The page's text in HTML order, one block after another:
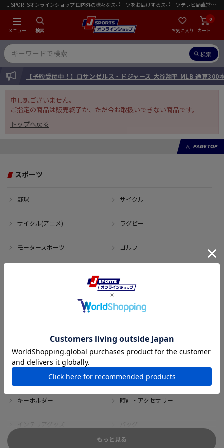
J SPORTSオンラインショップ 国内外の様々なスポーツをお届けするスポーツテレビ局直営店｜会員限定初回ご注文送料無料キャンペーン実施中！
メニュー 検索 お気に入り カート
0
検索
INFORMATION【予約受付中！】ロサンゼルス・ドジャース 大谷翔平 MLB 通算300
申し訳ございません。
ご指定の商品は販売終了か、ただ今お取扱いできない商品です。
トップへ戻る
PAGE TOP
スポーツ
野球 サイクル
サイクル(アニメ) ラグビー
モータースポーツ ゴルフ
アウトレット サイン・記念グッズ
ボブルヘッド・ぬいぐるみ Tシャツ
DVD・ブルーレイ 雑貨
キーホルダー 時計・アクセサリー
インテリアグッズ バッグ
もっと見る